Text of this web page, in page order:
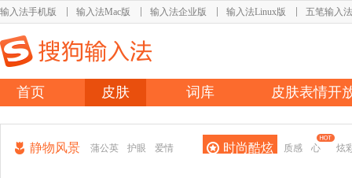
输入法手机版 输入法Mac版 输入法企业版 输入法Linux版 五笔输入法
首页 皮肤 词库 皮肤表情开
静物风景 蒲公英 护眼 爱情 时尚酷炫 质感 心 炫